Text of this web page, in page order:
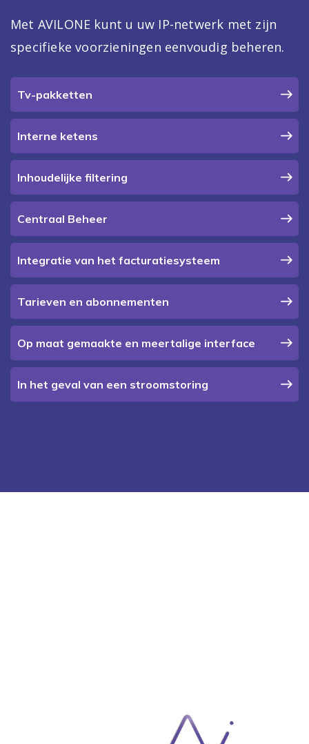
Met AVILONE kunt u uw IP-netwerk met zijn
specifieke voorzieningen eenvoudig beheren.
Tv-pakketten
Interne ketens
Inhoudelijke filtering
Centraal Beheer
Integratie van het facturatiesysteem
Tarieven en abonnementen
Op maat gemaakte en meertalige interface
In het geval van een stroomstoring